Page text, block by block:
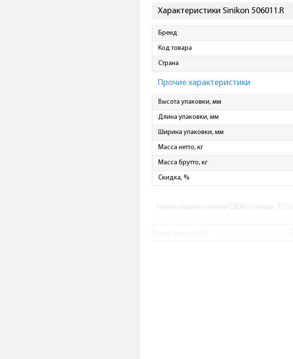
Характеристики Sinikon 506011.R
Бренд
Код товара
Страна
Прочие характеристики
Высота упаковки, мм
Длина упаковки, мм
Ширина упаковки, мм
Масса нетто, кг
Масса брутто, кг
Скидка, %
Пункты выдачи заказов СДЭК в городе